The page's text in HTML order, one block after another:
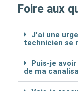
Foire aux
J'ai une
technicien se
Puis-je
de ma